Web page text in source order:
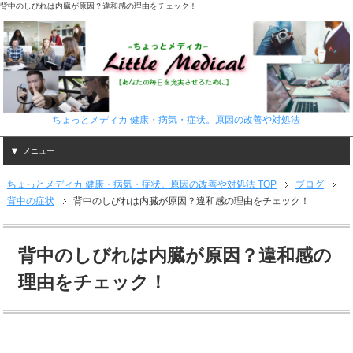
背中のしびれは内臓が原因？違和感の理由をチェック！
ちょっとメディカ 健康・病気・症状。原因の改善や対処法
メニュー
ちょっとメディカ 健康・病気・症状。原因の改善や対処法 TOP
ブログ
背中の症状
背中のしびれは内臓が原因？違和感の理由をチェック！
背中のしびれは内臓が原因？違和感の
理由をチェック！